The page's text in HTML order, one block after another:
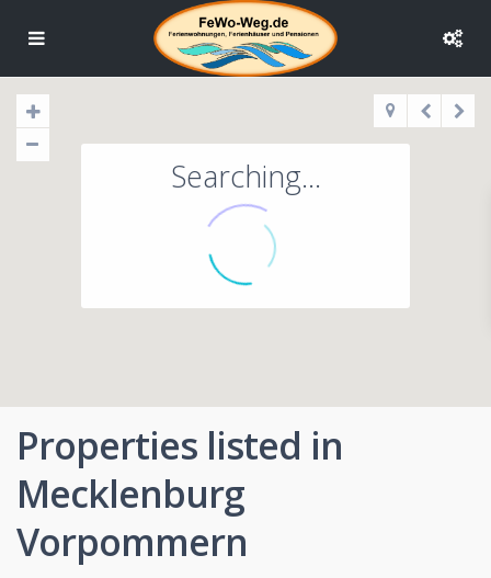
Searching...
Properties listed in
Mecklenburg
Vorpommern